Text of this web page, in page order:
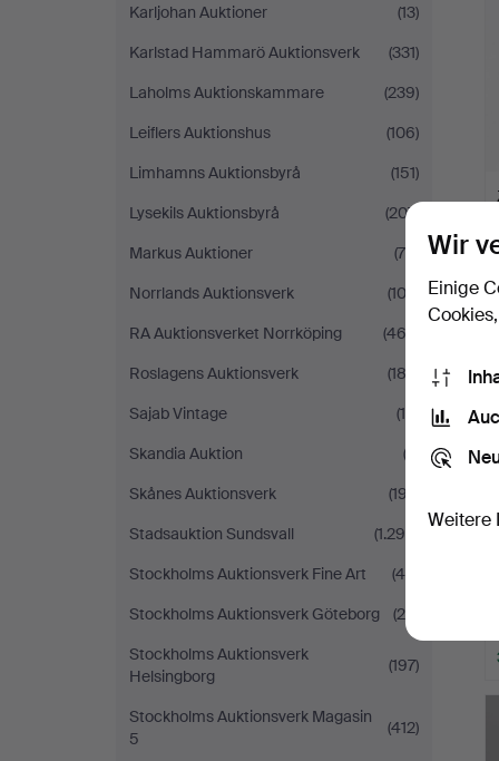
Karljohan Auktioner
(13)
Karlstad Hammarö Auktionsverk
(331)
Laholms Auktionskammare
(239)
Leiflers Auktionshus
(106)
Limhamns Auktionsbyrå
(151)
Lysekils Auktionsbyrå
(207)
Markus Auktioner
(70)
Norrlands Auktionsverk
(103)
RA Auktionsverket Norrköping
(463)
Roslagens Auktionsverk
(183)
Sajab Vintage
(16)
Skandia Auktion
(3)
Skånes Auktionsverk
(197)
Stadsauktion Sundsvall
(1.294)
Stockholms Auktionsverk Fine Art
(45)
Stockholms Auktionsverk Göteborg
(26)
Stockholms Auktionsverk
Helsingborg
(197)
Stockholms Auktionsverk Magasin
5
(412)
Wir
Einige
Weitere